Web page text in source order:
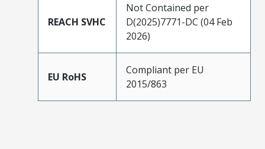
REACH SVHC
Not Contained per
D(2025)7771-DC (04 Feb
2026)
EU RoHS
Compliant per EU
2015/863